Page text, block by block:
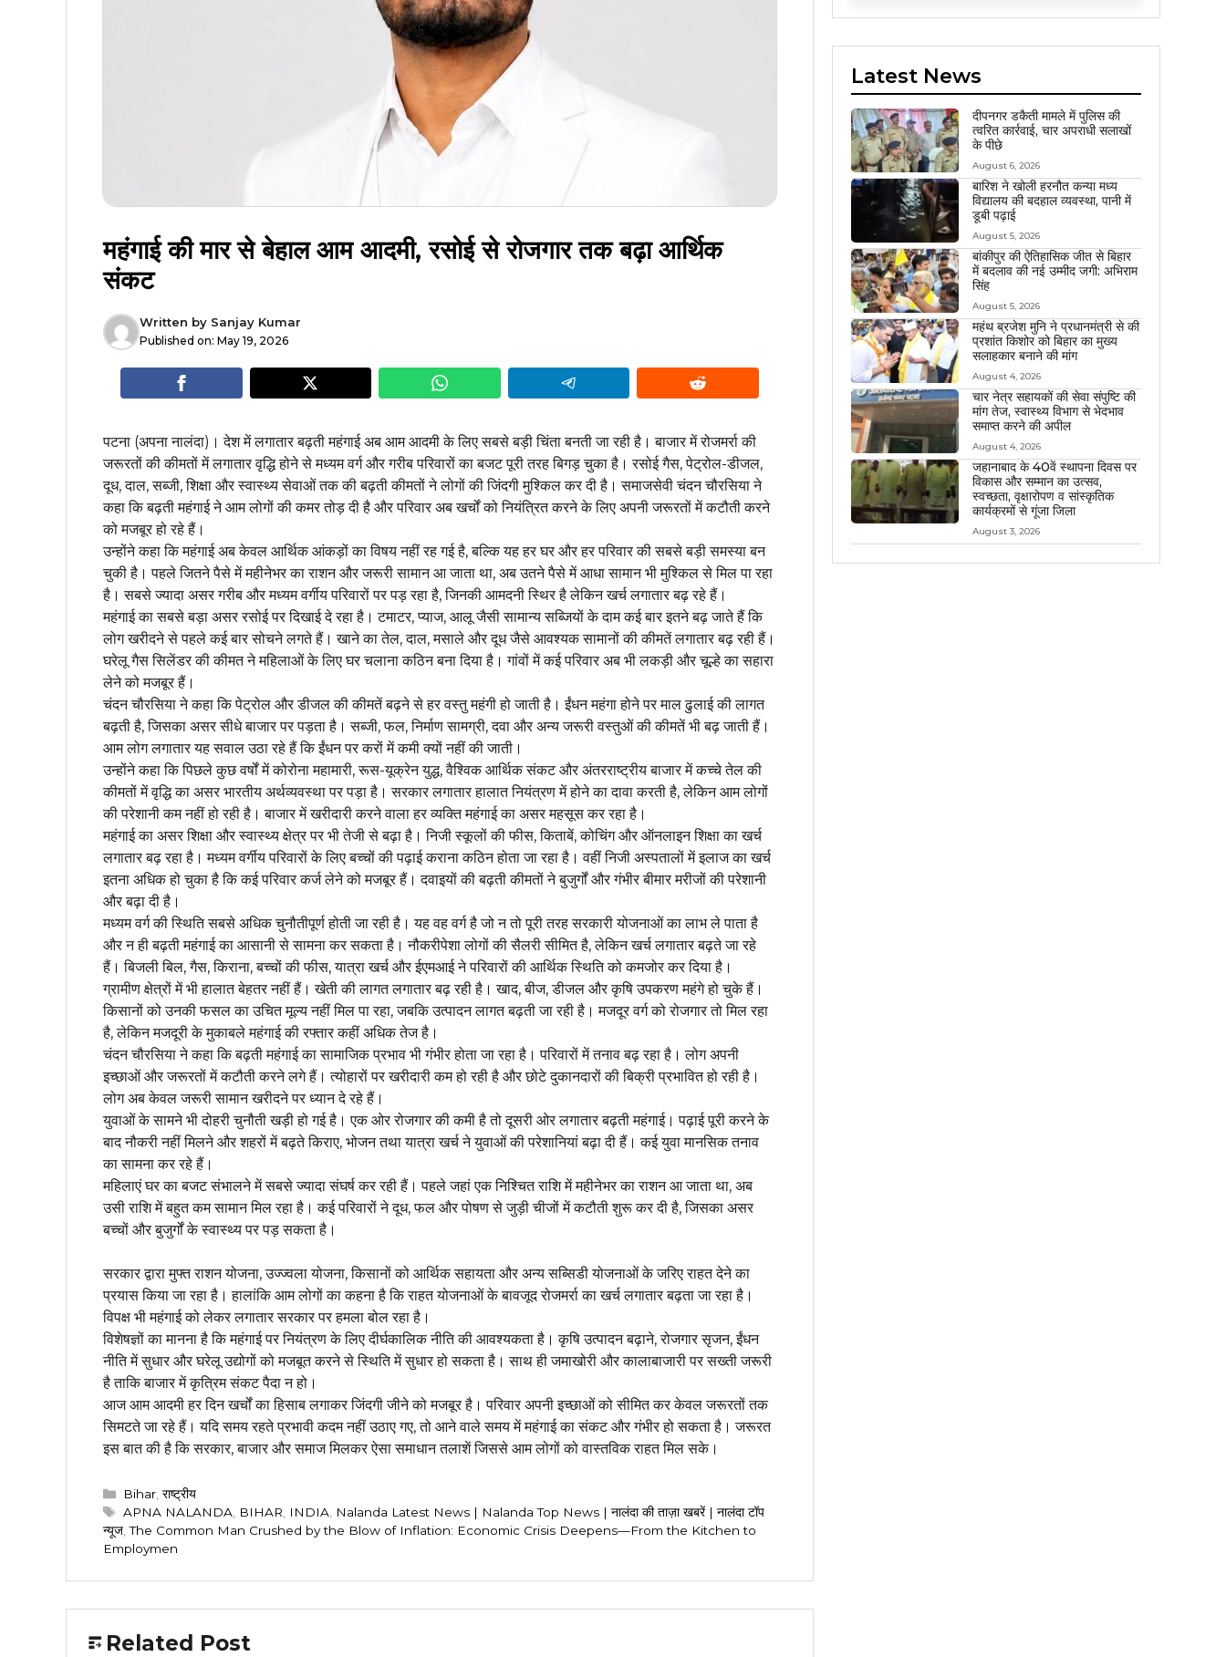
महंगाई की मार से बेहाल आम आदमी, रसोई से रोजगार तक बढ़ा आर्थिक
संकट
Written by Sanjay Kumar
Published on: May 19, 2026
पटना (अपना नालंदा)। देश में लगातार बढ़ती महंगाई अब आम आदमी के लिए सबसे बड़ी चिंता बनती जा रही है। बाजार में रोजमर्रा की
जरूरतों की कीमतों में लगातार वृद्धि होने से मध्यम वर्ग और गरीब परिवारों का बजट पूरी तरह बिगड़ चुका है। रसोई गैस, पेट्रोल-डीजल,
दूध, दाल, सब्जी, शिक्षा और स्वास्थ्य सेवाओं तक की बढ़ती कीमतों ने लोगों की जिंदगी मुश्किल कर दी है। समाजसेवी चंदन चौरसिया ने
कहा कि बढ़ती महंगाई ने आम लोगों की कमर तोड़ दी है और परिवार अब खर्चों को नियंत्रित करने के लिए अपनी जरूरतों में कटौती करने
को मजबूर हो रहे हैं।
उन्होंने कहा कि महंगाई अब केवल आर्थिक आंकड़ों का विषय नहीं रह गई है, बल्कि यह हर घर और हर परिवार की सबसे बड़ी समस्या बन
चुकी है। पहले जितने पैसे में महीनेभर का राशन और जरूरी सामान आ जाता था, अब उतने पैसे में आधा सामान भी मुश्किल से मिल पा रहा
है। सबसे ज्यादा असर गरीब और मध्यम वर्गीय परिवारों पर पड़ रहा है, जिनकी आमदनी स्थिर है लेकिन खर्च लगातार बढ़ रहे हैं।
महंगाई का सबसे बड़ा असर रसोई पर दिखाई दे रहा है। टमाटर, प्याज, आलू जैसी सामान्य सब्जियों के दाम कई बार इतने बढ़ जाते हैं कि
लोग खरीदने से पहले कई बार सोचने लगते हैं। खाने का तेल, दाल, मसाले और दूध जैसे आवश्यक सामानों की कीमतें लगातार बढ़ रही हैं।
घरेलू गैस सिलेंडर की कीमत ने महिलाओं के लिए घर चलाना कठिन बना दिया है। गांवों में कई परिवार अब भी लकड़ी और चूल्हे का सहारा
लेने को मजबूर हैं।
चंदन चौरसिया ने कहा कि पेट्रोल और डीजल की कीमतें बढ़ने से हर वस्तु महंगी हो जाती है। ईंधन महंगा होने पर माल ढुलाई की लागत
बढ़ती है, जिसका असर सीधे बाजार पर पड़ता है। सब्जी, फल, निर्माण सामग्री, दवा और अन्य जरूरी वस्तुओं की कीमतें भी बढ़ जाती हैं।
आम लोग लगातार यह सवाल उठा रहे हैं कि ईंधन पर करों में कमी क्यों नहीं की जाती।
उन्होंने कहा कि पिछले कुछ वर्षों में कोरोना महामारी, रूस-यूक्रेन युद्ध, वैश्विक आर्थिक संकट और अंतरराष्ट्रीय बाजार में कच्चे तेल की
कीमतों में वृद्धि का असर भारतीय अर्थव्यवस्था पर पड़ा है। सरकार लगातार हालात नियंत्रण में होने का दावा करती है, लेकिन आम लोगों
की परेशानी कम नहीं हो रही है। बाजार में खरीदारी करने वाला हर व्यक्ति महंगाई का असर महसूस कर रहा है।
महंगाई का असर शिक्षा और स्वास्थ्य क्षेत्र पर भी तेजी से बढ़ा है। निजी स्कूलों की फीस, किताबें, कोचिंग और ऑनलाइन शिक्षा का खर्च
लगातार बढ़ रहा है। मध्यम वर्गीय परिवारों के लिए बच्चों की पढ़ाई कराना कठिन होता जा रहा है। वहीं निजी अस्पतालों में इलाज का खर्च
इतना अधिक हो चुका है कि कई परिवार कर्ज लेने को मजबूर हैं। दवाइयों की बढ़ती कीमतों ने बुजुर्गों और गंभीर बीमार मरीजों की परेशानी
और बढ़ा दी है।
मध्यम वर्ग की स्थिति सबसे अधिक चुनौतीपूर्ण होती जा रही है। यह वह वर्ग है जो न तो पूरी तरह सरकारी योजनाओं का लाभ ले पाता है
और न ही बढ़ती महंगाई का आसानी से सामना कर सकता है। नौकरीपेशा लोगों की सैलरी सीमित है, लेकिन खर्च लगातार बढ़ते जा रहे
हैं। बिजली बिल, गैस, किराना, बच्चों की फीस, यात्रा खर्च और ईएमआई ने परिवारों की आर्थिक स्थिति को कमजोर कर दिया है।
ग्रामीण क्षेत्रों में भी हालात बेहतर नहीं हैं। खेती की लागत लगातार बढ़ रही है। खाद, बीज, डीजल और कृषि उपकरण महंगे हो चुके हैं।
किसानों को उनकी फसल का उचित मूल्य नहीं मिल पा रहा, जबकि उत्पादन लागत बढ़ती जा रही है। मजदूर वर्ग को रोजगार तो मिल रहा
है, लेकिन मजदूरी के मुकाबले महंगाई की रफ्तार कहीं अधिक तेज है।
चंदन चौरसिया ने कहा कि बढ़ती महंगाई का सामाजिक प्रभाव भी गंभीर होता जा रहा है। परिवारों में तनाव बढ़ रहा है। लोग अपनी
इच्छाओं और जरूरतों में कटौती करने लगे हैं। त्योहारों पर खरीदारी कम हो रही है और छोटे दुकानदारों की बिक्री प्रभावित हो रही है।
लोग अब केवल जरूरी सामान खरीदने पर ध्यान दे रहे हैं।
युवाओं के सामने भी दोहरी चुनौती खड़ी हो गई है। एक ओर रोजगार की कमी है तो दूसरी ओर लगातार बढ़ती महंगाई। पढ़ाई पूरी करने के
बाद नौकरी नहीं मिलने और शहरों में बढ़ते किराए, भोजन तथा यात्रा खर्च ने युवाओं की परेशानियां बढ़ा दी हैं। कई युवा मानसिक तनाव
का सामना कर रहे हैं।
महिलाएं घर का बजट संभालने में सबसे ज्यादा संघर्ष कर रही हैं। पहले जहां एक निश्चित राशि में महीनेभर का राशन आ जाता था, अब
उसी राशि में बहुत कम सामान मिल रहा है। कई परिवारों ने दूध, फल और पोषण से जुड़ी चीजों में कटौती शुरू कर दी है, जिसका असर
बच्चों और बुजुर्गों के स्वास्थ्य पर पड़ सकता है।
सरकार द्वारा मुफ्त राशन योजना, उज्ज्वला योजना, किसानों को आर्थिक सहायता और अन्य सब्सिडी योजनाओं के जरिए राहत देने का
प्रयास किया जा रहा है। हालांकि आम लोगों का कहना है कि राहत योजनाओं के बावजूद रोजमर्रा का खर्च लगातार बढ़ता जा रहा है।
विपक्ष भी महंगाई को लेकर लगातार सरकार पर हमला बोल रहा है।
विशेषज्ञों का मानना है कि महंगाई पर नियंत्रण के लिए दीर्घकालिक नीति की आवश्यकता है। कृषि उत्पादन बढ़ाने, रोजगार सृजन, ईंधन
नीति में सुधार और घरेलू उद्योगों को मजबूत करने से स्थिति में सुधार हो सकता है। साथ ही जमाखोरी और कालाबाजारी पर सख्ती जरूरी
है ताकि बाजार में कृत्रिम संकट पैदा न हो।
आज आम आदमी हर दिन खर्चों का हिसाब लगाकर जिंदगी जीने को मजबूर है। परिवार अपनी इच्छाओं को सीमित कर केवल जरूरतों तक
सिमटते जा रहे हैं। यदि समय रहते प्रभावी कदम नहीं उठाए गए, तो आने वाले समय में महंगाई का संकट और गंभीर हो सकता है। जरूरत
इस बात की है कि सरकार, बाजार और समाज मिलकर ऐसा समाधान तलाशें जिससे आम लोगों को वास्तविक राहत मिल सके।
Categories
Bihar, राष्ट्रीय
Tags
APNA NALANDA BIHAR INDIA
Nalanda Latest News | Nalanda Top News | नालंदा की ताज़ा खबरें | नालंदा टॉप
न्यूज ,The Common Man Crushed by the Blow of Inflation: Economic Crisis Deepens—From the Kitchen to
Employmen
Related Post
Latest News
दीपनगर डकैती मामले में पुलिस की
त्वरित कार्रवाई, चार अपराधी सलाखों
के पीछे
August 6, 2026
बारिश ने खोली हरनौत कन्या मध्य
विद्यालय की बदहाल व्यवस्था, पानी में
डूबी पढ़ाई
August 5, 2026
बांकीपुर की ऐतिहासिक जीत से बिहार
में बदलाव की नई उम्मीद जगी: अभिराम
सिंह
August 5, 2026
महंथ ब्रजेश मुनि ने प्रधानमंत्री से की
प्रशांत किशोर को बिहार का मुख्य
सलाहकार बनाने की मांग
August 4, 2026
चार नेत्र सहायकों की सेवा संपुष्टि की
मांग तेज, स्वास्थ्य विभाग से भेदभाव
समाप्त करने की अपील
August 4, 2026
जहानाबाद के 40वें स्थापना दिवस पर
विकास और सम्मान का उत्सव,
स्वच्छता, वृक्षारोपण व सांस्कृतिक
कार्यक्रमों से गूंजा जिला
August 3, 2026